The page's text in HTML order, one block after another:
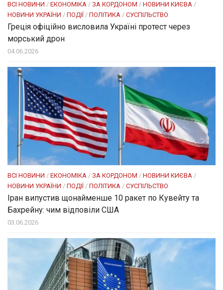
ВСІ НОВИНИ / ЕКОНОМІКА / ЗА КОРДОНОМ / НОВИНИ КИЄВА /
НОВИНИ УКРАЇНИ / ПОДІЇ / ПОЛІТИКА / СУСПІЛЬСТВО
Греція офіційно висловила Україні протест через
морський дрон
04.06.2026
ВСІ НОВИНИ / ЕКОНОМІКА / ЗА КОРДОНОМ / НОВИНИ КИЄВА /
НОВИНИ УКРАЇНИ / ПОДІЇ / ПОЛІТИКА / СУСПІЛЬСТВО
Іран випустив щонайменше 10 ракет по Кувейту та
Бахрейну: чим відповіли США
03.06.2026